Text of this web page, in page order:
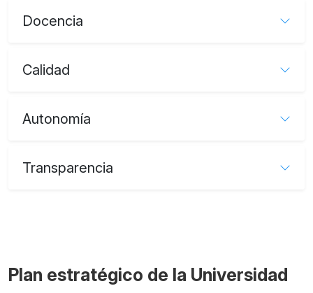
Docencia
Calidad
Autonomía
Transparencia
Plan estratégico de la Universidad